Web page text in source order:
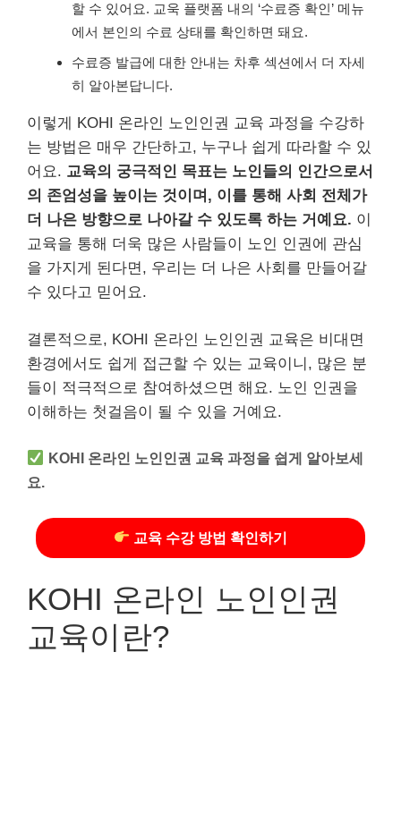
할 수 있어요. 교욱 플랫폼 내의 ‘수료증 확인’ 메뉴
에서 본인의 수료 상태를 확인하면 돼요.
수료증 발급에 대한 안내는 차후 섹션에서 더 자세
히 알아본답니다.
이렇게 KOHI 온라인 노인인권 교육 과정을 수강하
는 방법은 매우 간단하고, 누구나 쉽게 따라할 수 있
어요. 교육의 궁극적인 목표는 노인들의 인간으로서
의 존엄성을 높이는 것이며, 이를 통해 사회 전체가
더 나은 방향으로 나아갈 수 있도록 하는 거예요. 이
교육을 통해 더욱 많은 사람들이 노인 인권에 관심
을 가지게 된다면, 우리는 더 나은 사회를 만들어갈
수 있다고 믿어요.
결론적으로, KOHI 온라인 노인인권 교육은 비대면
환경에서도 쉽게 접근할 수 있는 교육이니, 많은 분
들이 적극적으로 참여하셨으면 해요. 노인 인권을
이해하는 첫걸음이 될 수 있을 거예요.
KOHI 온라인 노인인권 교육 과정을 쉽게 알아보세
요.
교육 수강 방법 확인하기
KOHI 온라인 노인인권
교육이란?